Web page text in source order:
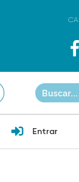
Entrar